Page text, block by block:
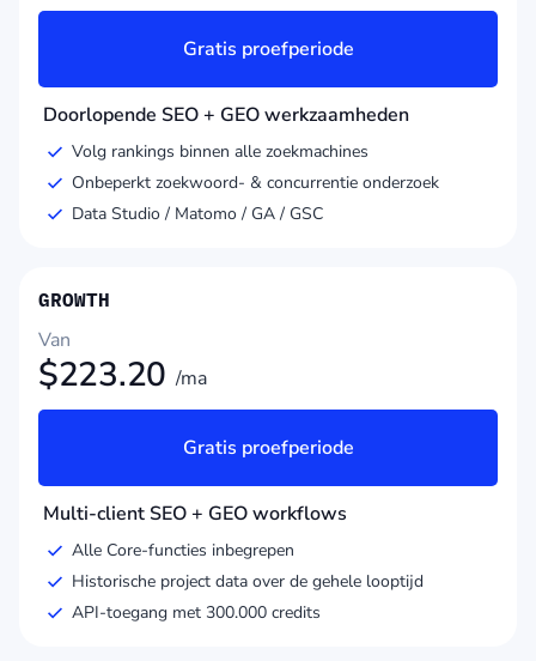
Gratis proefperiode
Doorlopende SEO + GEO werkzaamheden
Volg rankings binnen alle zoekmachines
Onbeperkt zoekwoord- & concurrentie onderzoek
Data Studio / Matomo / GA / GSC
GROWTH
Van
$223.20 /ma
Gratis proefperiode
Multi-client SEO + GEO workflows
Alle Core-functies inbegrepen
Historische project data over de gehele looptijd
API-toegang met 300.000 credits